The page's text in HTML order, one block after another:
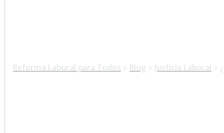
Reforma Laboral para Todos> Blog > Justicia Laboral>